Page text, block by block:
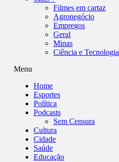
Filmes em cartaz
Agronegócio
Empregos
Geral
Minas
Ciência e Tecnologia
Menu
Home
Esportes
Política
Podcasts
Sem Censura
Cultura
Cidade
Saúde
Educação